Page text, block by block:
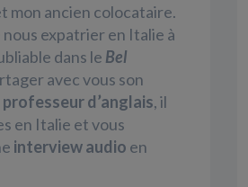
mon ancien colocataire.
expatrier en Italie à
dans le Bel
avec vous son
professeur d’anglais, il
en Italie et vous
interview audio en